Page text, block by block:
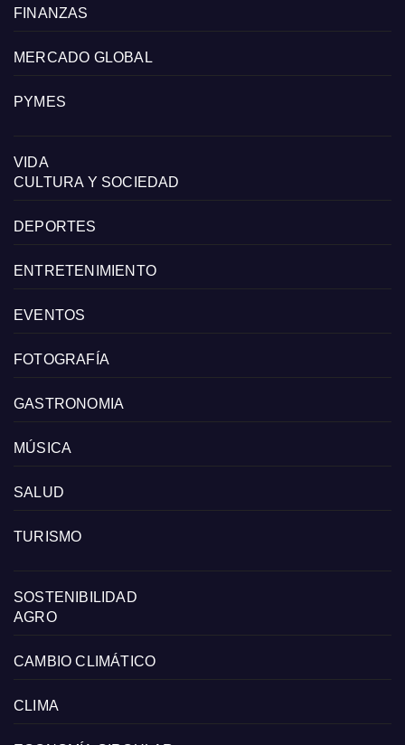
FINANZAS
MERCADO GLOBAL
PYMES
VIDA
CULTURA Y SOCIEDAD
DEPORTES
ENTRETENIMIENTO
EVENTOS
FOTOGRAFÍA
GASTRONOMIA
MÚSICA
SALUD
TURISMO
SOSTENIBILIDAD
AGRO
CAMBIO CLIMÁTICO
CLIMA